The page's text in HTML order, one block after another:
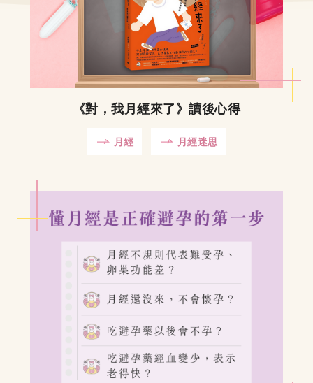
《對，我月經來了》讀後心得
月經 月經迷思